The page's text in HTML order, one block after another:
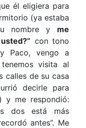
él eligiera para
(ya estaba
nombre y me
con tono
Paco, vengo a
visita al
calles de su casa
decirle para
y me respondió:
dos está más
antes”. Me